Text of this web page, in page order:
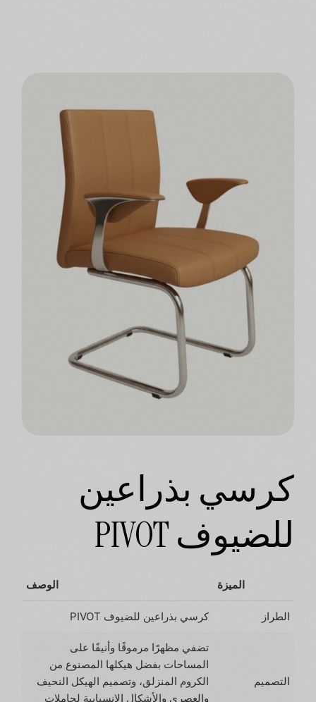
كرسي بذراعين
للضيوف PIVOT
الميزة الوصف
الطراز كرسي بذراعين للضيوف PIVOT
التصميم
تضفي مظهرًا مرموقًا وأنيقًا على
المساحات بفضل هيكلها المصنوع من
الكروم المنزلق، وتصميم الهيكل النحيف
والعصري والأشكال الانسيابية لحاملات